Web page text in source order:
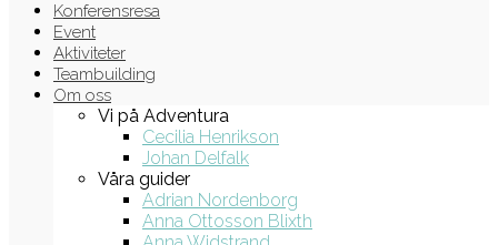
Konferensresa
Event
Aktiviteter
Teambuilding
Om oss
Vi på Adventura
Cecilia Henrikson
Johan Delfalk
Våra guider
Adrian Nordenborg
Anna Ottosson Blixth